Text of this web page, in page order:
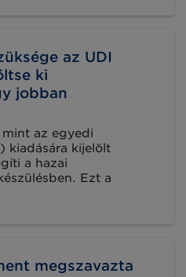
az UDI
ki
jobban
mint az egyedi
kiadására kijelölt
a hazai
Ezt a
terhelt
állunk az
megszavazta